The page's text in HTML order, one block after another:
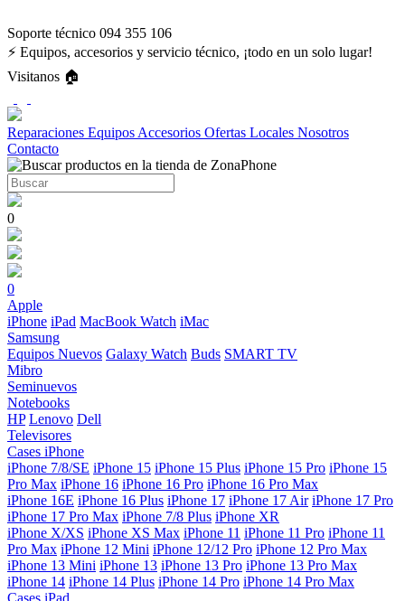
Soporte técnico 094 355 106
⚡ Equipos, accesorios y servicio técnico, ¡todo en un solo lugar!
Visitanos 🏠
Reparaciones Equipos Accesorios Ofertas Locales Nosotros
Contacto
0
0
Apple
iPhone iPad MacBook Watch iMac
Samsung
Equipos Nuevos Galaxy Watch Buds SMART TV
Mibro
Seminuevos
Notebooks
HP Lenovo Dell
Televisores
Cases iPhone
iPhone 7/8/SE iPhone 15 iPhone 15 Plus iPhone 15 Pro iPhone 15
Pro Max iPhone 16 iPhone 16 Pro iPhone 16 Pro Max
iPhone 16E iPhone 16 Plus iPhone 17 iPhone 17 Air iPhone 17 Pro
iPhone 17 Pro Max iPhone 7/8 Plus iPhone XR
iPhone X/XS iPhone XS Max iPhone 11 iPhone 11 Pro iPhone 11
Pro Max iPhone 12 Mini iPhone 12/12 Pro iPhone 12 Pro Max
iPhone 13 Mini iPhone 13 iPhone 13 Pro iPhone 13 Pro Max
iPhone 14 iPhone 14 Plus iPhone 14 Pro iPhone 14 Pro Max
Cases iPad